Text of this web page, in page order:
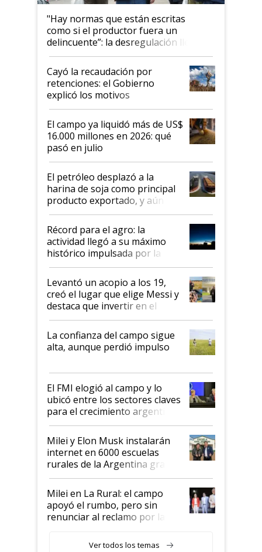
"Hay normas que están escritas
como si el productor fuera un
delincuente”: la desregulación llegó
al Congreso Aapresid y hasta se
habló del financiamiento al IPCVA
Cayó la recaudación por
retenciones: el Gobierno
explicó los motivos
El campo ya liquidó más de US$
16.000 millones en 2026: qué
pasó en julio
El petróleo desplazó a la
harina de soja como principal
producto exportado, y aún así
el agro aportó casi seis de cada
diez dólares y sostuvo el
liderazgo en un semestre
récord
Récord para el agro: la
actividad llegó a su máximo
histórico impulsada por la
cosecha y las exportaciones
Levantó un acopio a los 19,
creó el lugar que elige Messi y
destaca que invertir en el
kirchnerismo era como "darle
plata a un hijo para droga":
Juan Félix Rossetti, el libertario
que de una dura crisis salió
de Milei
La confianza del campo sigue
alta, aunque perdió impulso
El FMI elogió al campo y lo
ubicó entre los sectores claves
para el crecimiento argentino
Milei y Elon Musk instalarán
internet en 6000 escuelas
rurales de la Argentina gracias
a un acuerdo con Starlink
Milei en La Rural: el campo
apoyó el rumbo, pero sin
renunciar al reclamo por las
Ver todos los temas